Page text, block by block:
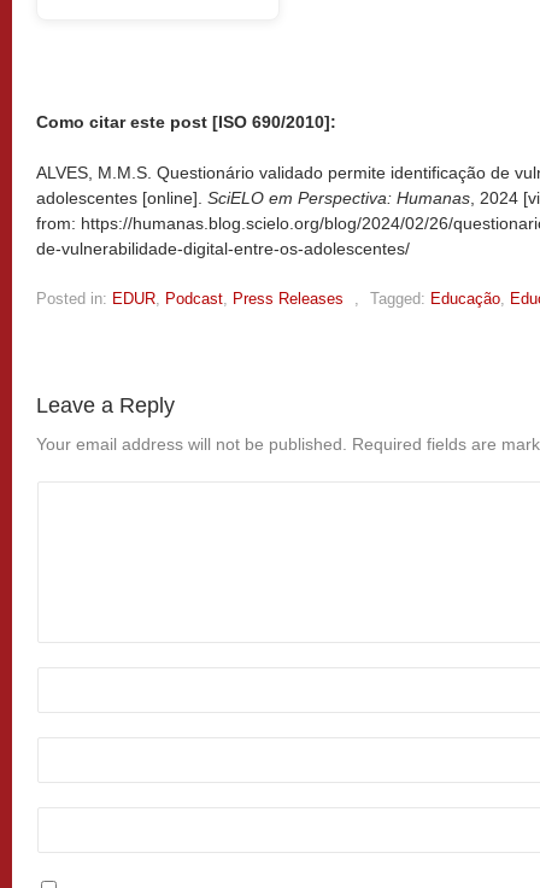
Como citar este post [ISO 690/2010]:
ALVES, M.M.S. Questionário validado permite identificação de
adolescentes [online]. SciELO em Perspectiva: Humanas, 2024
from: https://humanas.blog.scielo.org/blog/2024/02/26/
de-vulnerabilidade-digital-entre-os-adolescentes/
Posted in: EDUR, Podcast, Press Releases , Tagged: Educação,
Leave a Reply
Your email address will not be published. Required fields are